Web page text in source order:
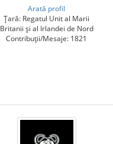
Arată profil
Țară: Regatul Unit al Marii
Britanii și al Irlandei de Nord
Contribuții/Mesaje: 1821